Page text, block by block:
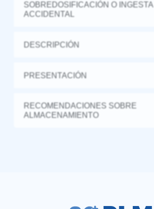
SOBREDOSIFICACIÓN O INGESTA
ACCIDENTAL
DESCRIPCIÓN
PRESENTACIÓN
RECOMENDACIONES SOBRE
ALMACENAMIENTO